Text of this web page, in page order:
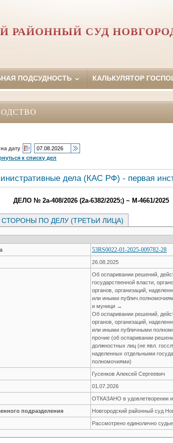
РАЙОННЫЙ СУД
ПОДСУДНОСТЬ КАЛЬКУЛЯТОР
дату
к списку дел
дела (КАC РФ) - первая
ДЕЛО № 2а-408/2026 (2а-6382/2025;) ~ М-4661/2025
СТОРОНЫ ПО ДЕЛУ (ТРЕТЬИ ЛИЦА)
53RS0022-01-2025-009782-28
26.08.2025
Об оспаривании решений,
государственной власти,
органов, организаций,
или иными
и муници →
Об оспаривании решений,
органов, организаций,
или иными публичными
прочие (об оспаривании
должностных лиц (не явл.
наделенных отдельными
полномочиями)
Гусенков Алексей Сергеевич
01.07.2026
ОТКАЗАНО в удовлетворении
подразделения Новгородский районный суд
Рассмотрено единолично